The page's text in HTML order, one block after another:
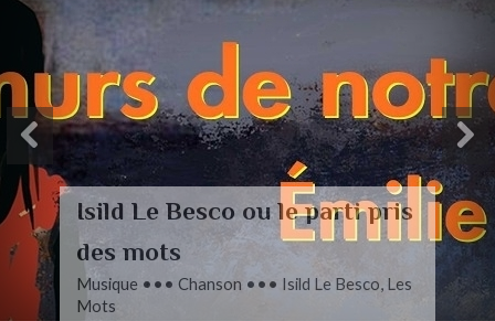
L’autre Mendelssohn
Musique ••• Classique ••• Fanny
Mendelssohn, Das Jahr